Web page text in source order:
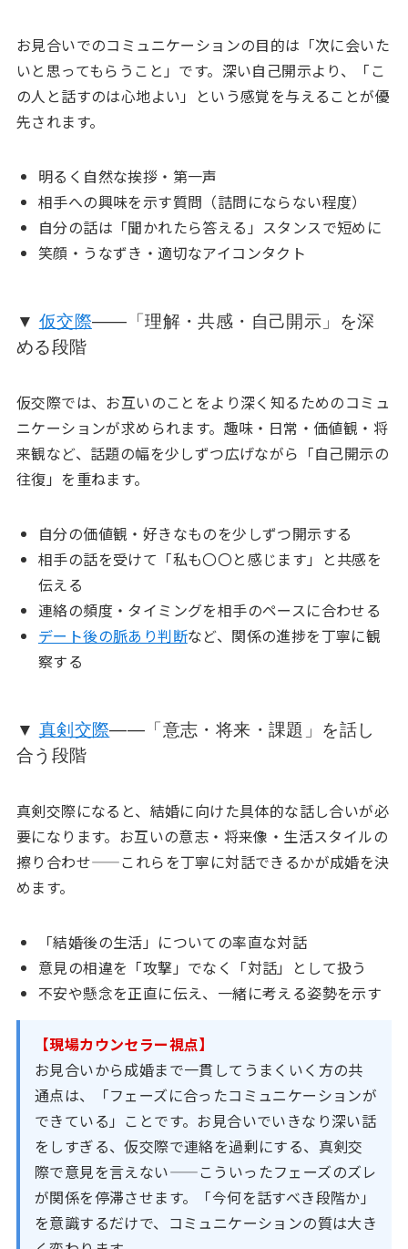
お見合いでのコミュニケーションの目的は「次に会いた
いと思ってもらうこと」です。深い自己開示より、「こ
の人と話すのは心地よい」という感覚を与えることが優
先されます。
明るく自然な挨拶・第一声
相手への興味を示す質問（詰問にならない程度）
自分の話は「聞かれたら答える」スタンスで短めに
笑顔・うなずき・適切なアイコンタクト
▼ 仮交際——「理解・共感・自己開示」を深
める段階
仮交際では、お互いのことをより深く知るためのコミュ
ニケーションが求められます。趣味・日常・価値観・将
来観など、話題の幅を少しずつ広げながら「自己開示の
往復」を重ねます。
自分の価値観・好きなものを少しずつ開示する
相手の話を受けて「私も〇〇と感じます」と共感を
伝える
連絡の頻度・タイミングを相手のペースに合わせる
デート後の脈あり判断など、関係の進捗を丁寧に観
察する
▼ 真剣交際——「意志・将来・課題」を話し
合う段階
真剣交際になると、結婚に向けた具体的な話し合いが必
要になります。お互いの意志・将来像・生活スタイルの
擦り合わせ——これらを丁寧に対話できるかが成婚を決
めます。
「結婚後の生活」についての率直な対話
意見の相違を「攻撃」でなく「対話」として扱う
不安や懸念を正直に伝え、一緒に考える姿勢を示す
【現場カウンセラー視点】
お見合いから成婚まで一貫してうまくいく方の共
通点は、「フェーズに合ったコミュニケーションが
できている」ことです。お見合いでいきなり深い話
をしすぎる、仮交際で連絡を過剰にする、真剣交
際で意見を言えない——こういったフェーズのズレ
が関係を停滞させます。「今何を話すべき段階か」
を意識するだけで、コミュニケーションの質は大き